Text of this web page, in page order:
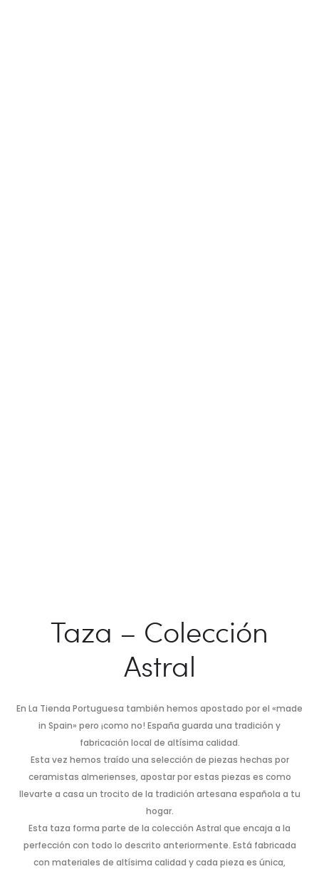
Taza – Colección
Astral
En La Tienda Portuguesa también hemos apostado por el «made
in Spain» pero ¡como no! España guarda una tradición y
fabricación local de altísima calidad.
Esta vez hemos traído una selección de piezas hechas por
ceramistas almerienses, apostar por estas piezas es como
llevarte a casa un trocito de la tradición artesana española a tu
hogar.
Esta taza forma parte de la colección Astral que encaja a la
perfección con todo lo descrito anteriormente. Está fabricada
con materiales de altísima calidad y cada pieza es única,